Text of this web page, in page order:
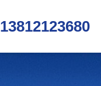
13812123680